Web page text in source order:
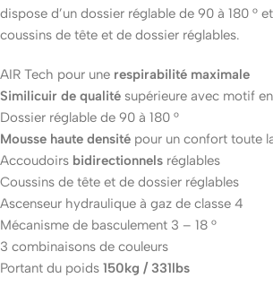
dispose d’un dossier réglable de 90 à 180 °
coussins de tête et de dossier réglables.
AIR Tech pour une respirabilité maximale
Similicuir de qualité supérieure avec motif
Dossier réglable de 90 à 180 °
Mousse haute densité pour un confort toute
Accoudoirs bidirectionnels réglables
Coussins de tête et de dossier réglables
Ascenseur hydraulique à gaz de classe 4
Mécanisme de basculement 3 – 18 °
3 combinaisons de couleurs
Portant du poids 150kg / 331lbs